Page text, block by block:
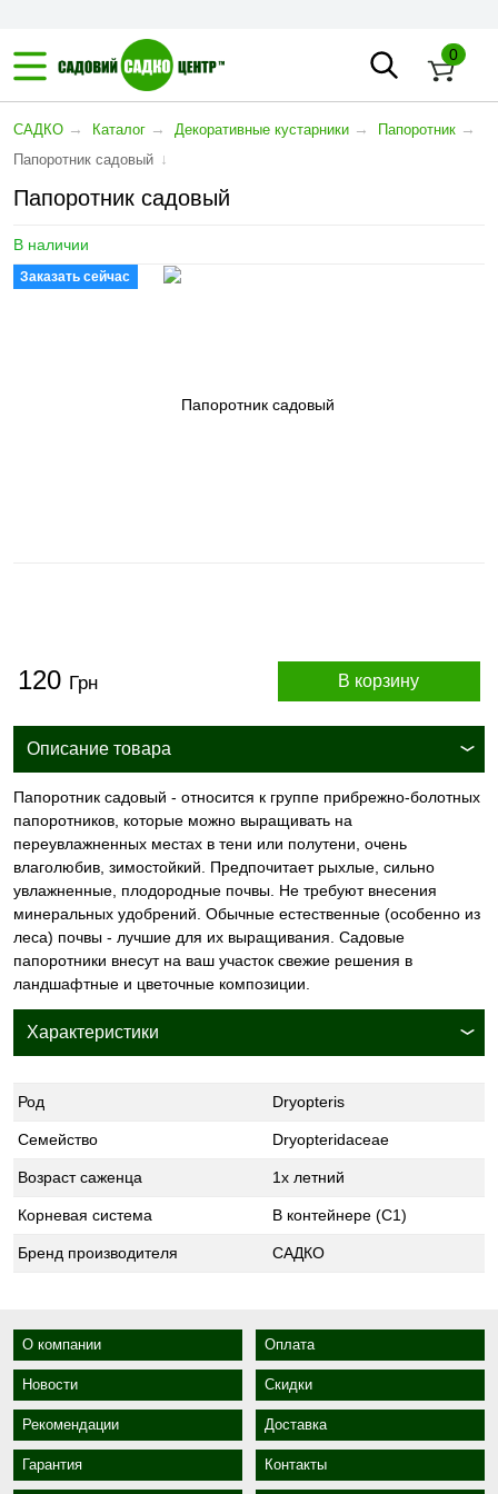
0
САДКО → Каталог → Декоративные кустарники → Папоротник →
Папоротник садовый ↓
Папоротник садовый
В наличии
Заказать сейчас
120 Грн В корзину
Описание товара
Папоротник садовый - относится к группе прибрежно-болотных
папоротников, которые можно выращивать на
переувлажненных местах в тени или полутени, очень
влаголюбив, зимостойкий. Предпочитает рыхлые, сильно
увлажненные, плодородные почвы. Не требуют внесения
минеральных удобрений. Обычные естественные (особенно из
леса) почвы - лучшие для их выращивания. Садовые
папоротники внесут на ваш участок свежие решения в
ландшафтные и цветочные композиции.
Характеристики
Род Dryopteris
Семейство Dryopteridaceae
Возраст саженца 1х летний
Корневая система В контейнере (С1)
Бренд производителя САДКО
О компании Оплата
Новости Скидки
Рекомендации Доставка
Гарантия Контакты